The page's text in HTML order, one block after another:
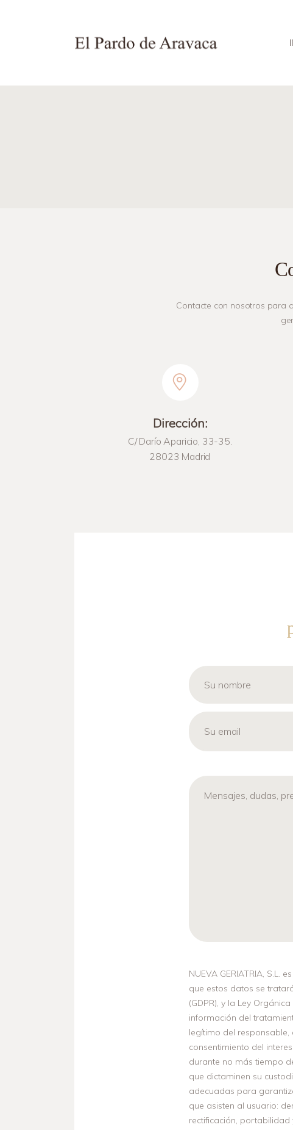
Contacte con nosotros para
Dirección:
C/ Darío Aparicio, 33-35.
28023 Madrid
NUEVA GERIATRIA,
que estos datos se
(GDPR), y la Ley
información del
legítimo del responsable,
consentimiento del
durante no más tiempo
que dictaminen su
adecuadas para
que asisten al usuario:
rectificación, portabilidad